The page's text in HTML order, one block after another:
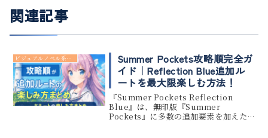
関連記事
ビジュアルノベル系 アニメ
Summer Pockets攻略順完全ガ
イド｜Reflection Blue追加ル
ートを最大限楽しむ方法！
『Summer Pockets Reflection
Blue』は、無印版『Summer
Pockets』に多数の追加要素を加えた